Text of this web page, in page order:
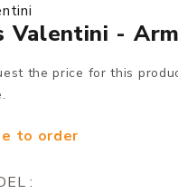
Valentini -
the price for this
to order
: